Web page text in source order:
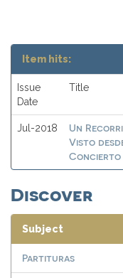
Item hits:
Issue
Date
Title
Jul-2018
Un
Visto
Concierto
Discover
Subject
Partituras